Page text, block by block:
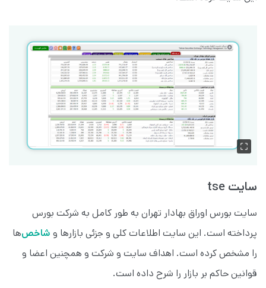
سایت tse
سایت بورس اوراق بهادار تهران به طور کامل به شرکت بورس
پرداخته است. این سایت اطلاعات کلی و جزئی بازارها و شاخص‌‌ها
را مشخص کرده است. اهداف سایت و شرکت و همچنین اعضا و
قوانین حاکم بر بازار را شرح داده است.